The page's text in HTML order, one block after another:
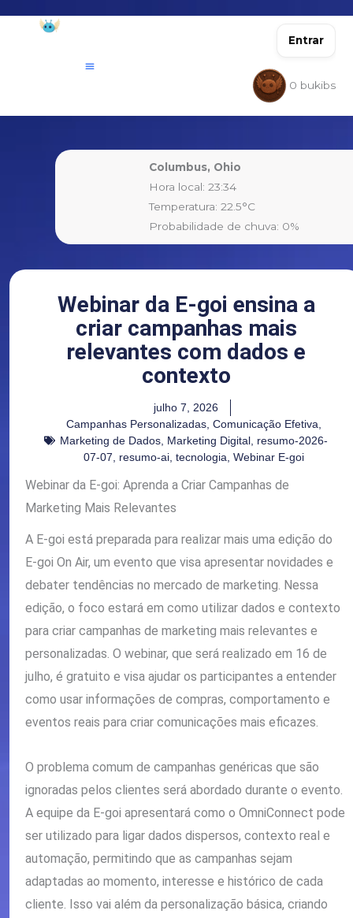
Entrar
0 bukibs
Columbus, Ohio
Hora local: 23:34
Temperatura: 22.5°C
Probabilidade de chuva: 0%
Webinar da E-goi ensina a
criar campanhas mais
relevantes com dados e
contexto
julho 7, 2026
Campanhas Personalizadas, Comunicação Efetiva
Marketing de Dados, Marketing Digital, resumo-2026-
07-07
resumo-ai, tecnologia Webinar E-goi
Webinar da E-goi: Aprenda a Criar Campanhas de
Marketing Mais Relevantes
A E-goi está preparada para realizar mais uma edição do
E-goi On Air, um evento que visa apresentar novidades e
debater tendências no mercado de marketing. Nessa
edição, o foco estará em como utilizar dados e contexto
para criar campanhas de marketing mais relevantes e
personalizadas. O webinar, que será realizado em 16 de
julho, é gratuito e visa ajudar os participantes a entender
como usar informações de compras, comportamento e
eventos reais para criar comunicações mais eficazes.
O problema comum de campanhas genéricas que são
ignoradas pelos clientes será abordado durante o evento.
A equipe da E-goi apresentará como o OmniConnect pode
ser utilizado para ligar dados dispersos, contexto real e
automação, permitindo que as campanhas sejam
adaptadas ao momento, interesse e histórico de cada
cliente. Isso vai além da personalização básica, criando